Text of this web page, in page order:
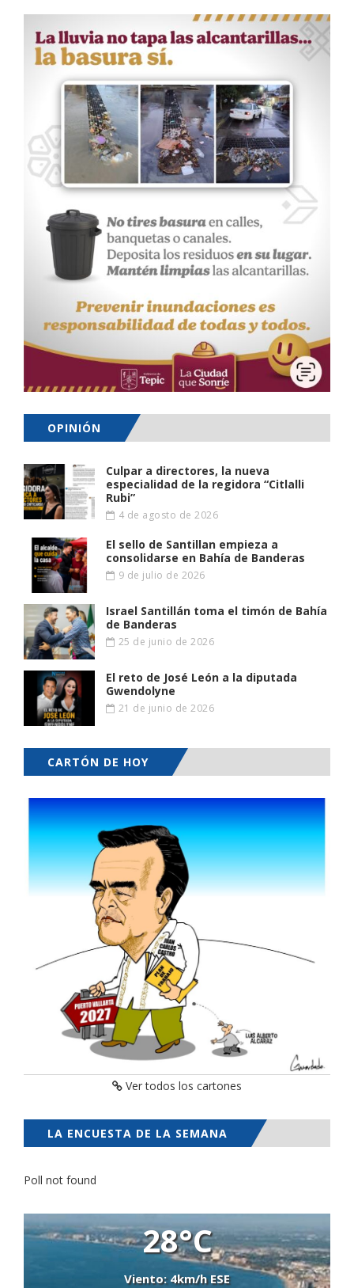
OPINIÓN
Culpar a directores, la nueva
especialidad de la regidora “Citlalli
Rubi”
4 de agosto de 2026
El sello de Santillan empieza a
consolidarse en Bahía de Banderas
9 de julio de 2026
Israel Santillán toma el timón de Bahía
de Banderas
25 de junio de 2026
El reto de José León a la diputada
Gwendolyne
21 de junio de 2026
CARTÓN DE HOY
Ver todos los cartones
LA ENCUESTA DE LA SEMANA
Poll not found
28°C
Viento: 4km/h ESE